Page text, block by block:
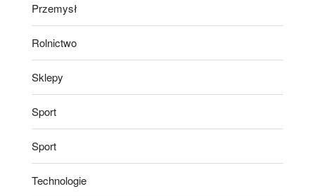
Przemysł
Rolnictwo
Sklepy
Sport
Sport
Technologie